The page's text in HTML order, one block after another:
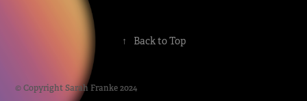
↑ Back to Top
© Copyright Sarah Franke 2024